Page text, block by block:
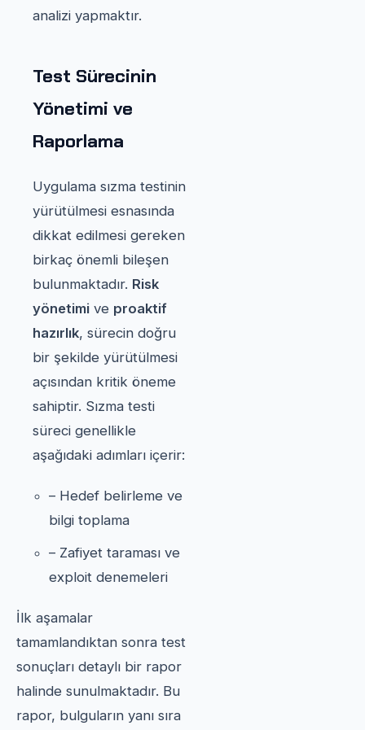
analizi yapmaktır.
Test Sürecinin
Yönetimi ve
Raporlama
Uygulama sızma testinin
yürütülmesi esnasında
dikkat edilmesi gereken
birkaç önemli bileşen
bulunmaktadır. Risk
yönetimi ve proaktif
hazırlık, sürecin doğru
bir şekilde yürütülmesi
açısından kritik öneme
sahiptir. Sızma testi
süreci genellikle
aşağıdaki adımları içerir:
– Hedef belirleme ve
bilgi toplama
– Zafiyet taraması ve
exploit denemeleri
İlk aşamalar
tamamlandıktan sonra test
sonuçları detaylı bir rapor
halinde sunulmaktadır. Bu
rapor, bulguların yanı sıra